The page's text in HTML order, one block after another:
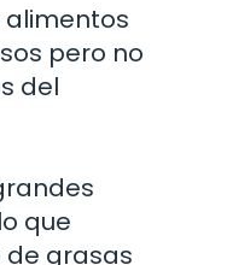
pero no
del
que
grasas